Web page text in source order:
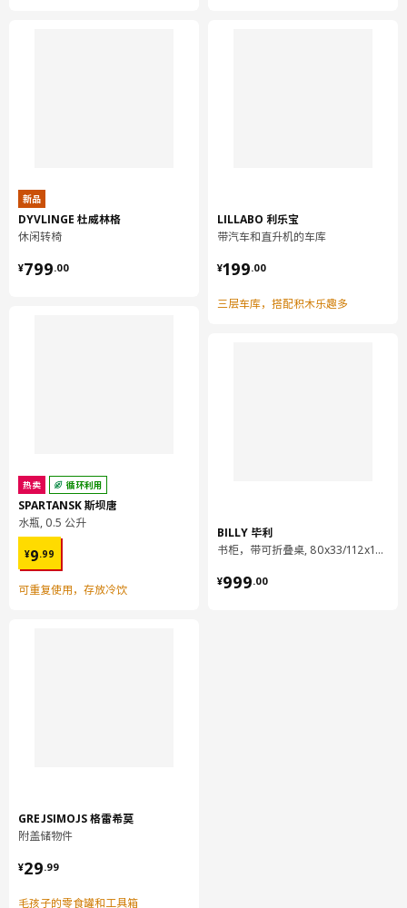
不锈钢平底锅易于吸收热量，并可长久保温，您只需较低热量便可
做好食物，非常节能。
适用于各种类型的灶具，包括电磁炉。
新品
DYVLINGE 杜威林格
休闲转椅
¥799.00
¥ 799.00
热卖 循环利用
SPARTANSK 斯坝唐
水瓶, 0.5 公升
¥9.99
¥ 9.99
可重复使用，存放冷饮
GREJSIMOJS 格雷希莫
附盖储物件
¥29.99
¥ 29.99
毛孩子的零食罐和工具箱
LILLABO 利乐宝
带汽车和直升机的车库
¥199.00
¥ 199.00
三层车库，搭配积木乐趣多
BILLY 毕利
书柜，带可折叠桌, 80x33/112x106 厘米
¥999.00
¥ 999.00